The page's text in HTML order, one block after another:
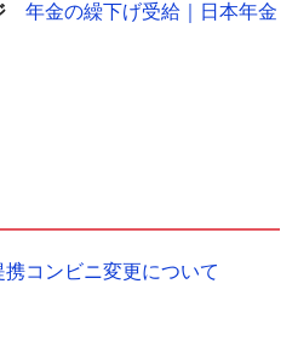
年金の繰下げ受給｜日本年金
コンビニ変更について